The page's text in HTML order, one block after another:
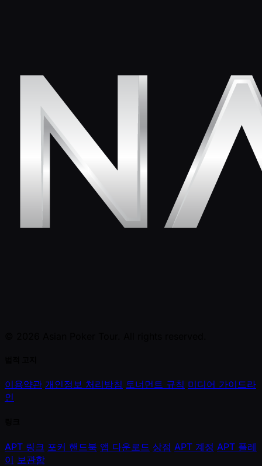
이용약관 개인정보 처리방침 토너먼트 규칙 미디어 가이드라
인
APT 링크 포커 핸드북 앱 다운로드 상점 APT 계정 APT 플레
이 보관함